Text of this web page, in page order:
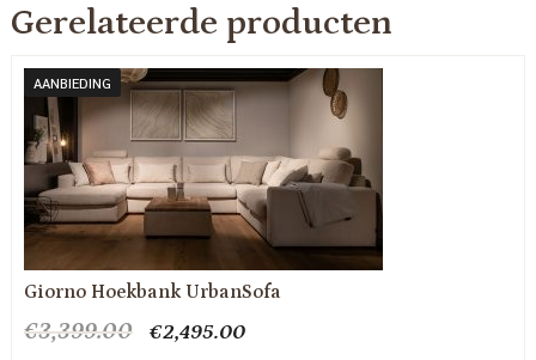
Gerelateerde producten
AANBIEDING
Giorno Hoekbank UrbanSofa
€3,399.00
Oorspronkelijke
€2,495.00Huidige